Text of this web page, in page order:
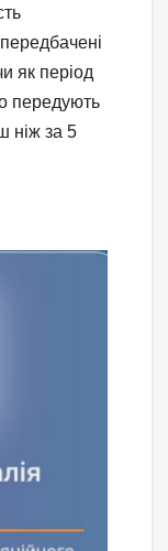
як період
передують
ніж за 5